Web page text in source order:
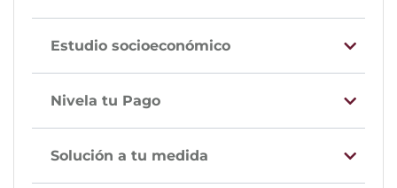
Estudio socioeconómico
Nivela tu Pago
Solución a tu medida